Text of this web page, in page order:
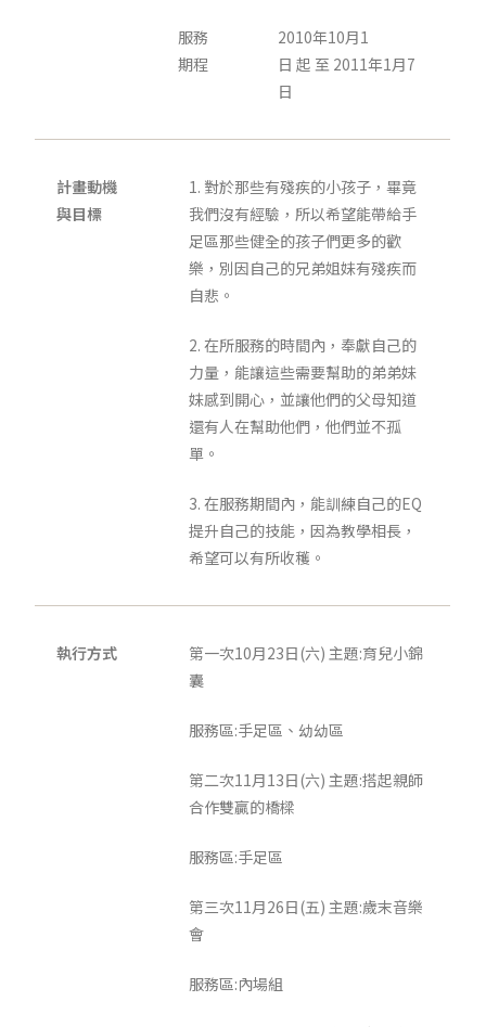
服務
期程
2010年10月1
日 起 至 2011年1月7
日
計畫動機
與目標
1. 對於那些有殘疾的小孩子，畢竟
我們沒有經驗，所以希望能帶給手
足區那些健全的孩子們更多的歡
樂，別因自己的兄弟姐妹有殘疾而
自悲。
2. 在所服務的時間內，奉獻自己的
力量，能讓這些需要幫助的弟弟妹
妹感到開心，並讓他們的父母知道
還有人在幫助他們，他們並不孤
單。
3. 在服務期間內，能訓練自己的EQ
提升自己的技能，因為教學相長，
希望可以有所收穫。
執行方式
第一次10月23日(六) 主題:育兒小錦
囊
服務區:手足區、幼幼區
第二次11月13日(六) 主題:搭起親師
合作雙贏的橋樑
服務區:手足區
第三次11月26日(五) 主題:歲末音樂
會
服務區:內場組